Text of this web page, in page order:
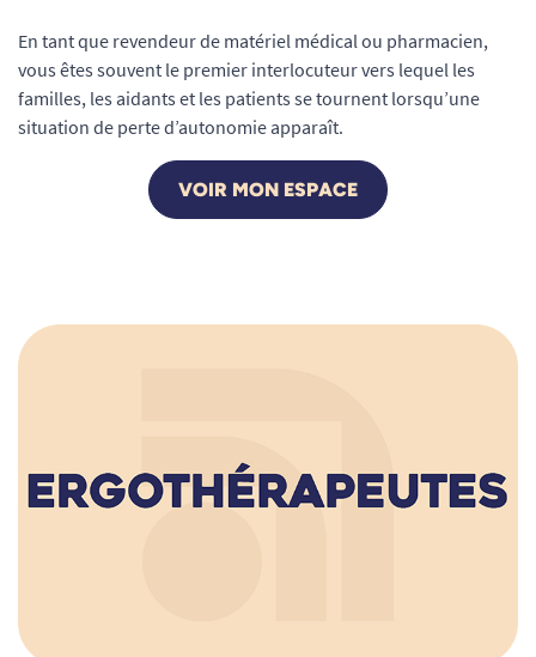
En tant que revendeur de matériel médical ou pharmacien,
vous êtes souvent le premier interlocuteur vers lequel les
familles, les aidants et les patients se tournent lorsqu’une
situation de perte d’autonomie apparaît.
VOIR MON ESPACE